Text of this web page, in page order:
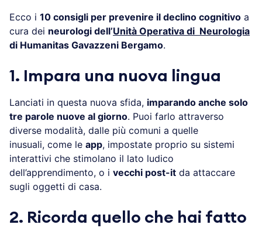
Ecco i 10 consigli per prevenire il declino cognitivo a
cura dei neurologi dell’Unità Operativa di Neurologia
di Humanitas Gavazzeni Bergamo.
1. Impara una nuova lingua
Lanciati in questa nuova sfida, imparando anche solo
tre parole nuove al giorno. Puoi farlo attraverso
diverse modalità, dalle più comuni a quelle
inusuali, come le app, impostate proprio su sistemi
interattivi che stimolano il lato ludico
dell’apprendimento, o i vecchi post-it da attaccare
sugli oggetti di casa.
2. Ricorda quello che hai fatto